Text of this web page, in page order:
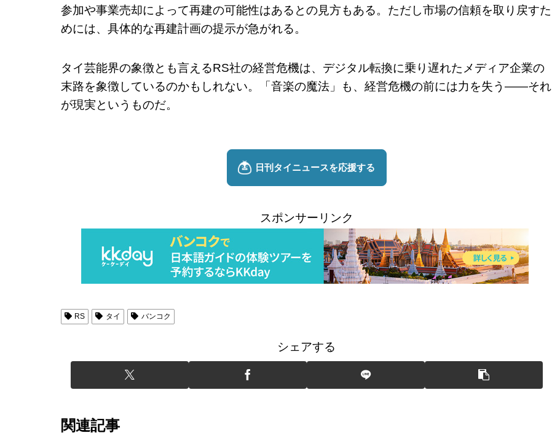
参加や事業売却によって再建の可能性はあるとの見方もある。ただし市場の信頼を取り戻すた
めには、具体的な再建計画の提示が急がれる。
タイ芸能界の象徴とも言えるRS社の経営危機は、デジタル転換に乗り遅れたメディア企業の
末路を象徴しているのかもしれない。「音楽の魔法」も、経営危機の前には力を失う——それ
が現実というものだ。
スポンサーリンク
RS タイ バンコク
シェアする
関連記事